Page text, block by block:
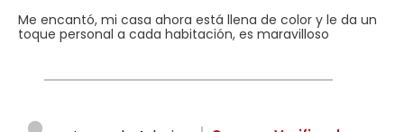
Me encantó, mi casa ahora está llena de color y le da un
toque personal a cada habitación, es maravilloso